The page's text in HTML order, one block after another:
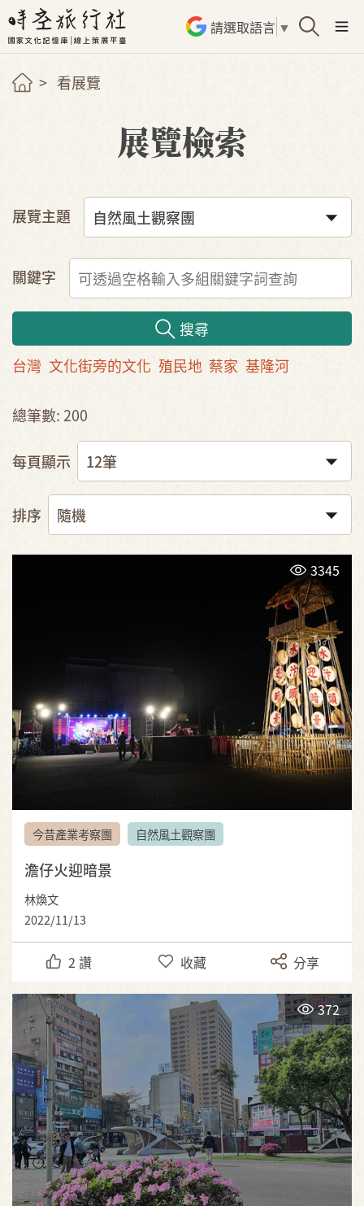
請選取語言 ▼
看展覽
展覽檢索
展覽主題
關鍵字
搜尋
台灣 文化街旁的文化 殖民地 蔡家 基隆河
總筆數: 200
每頁顯示
排序
3345
今昔產業考察團 自然風土觀察團
澹仔火迎暗景
林煥文
2022/11/13
2 讚 收藏 分享
372